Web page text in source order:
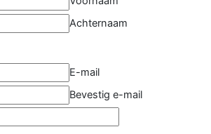
Achternaam
E-mail
Bevestig e-mail